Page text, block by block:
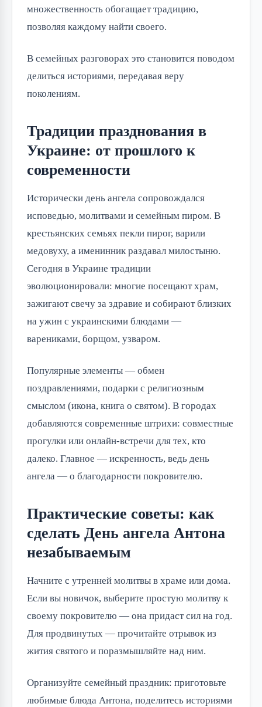
множественность обогащает традицию,
позволяя каждому найти своего.
В семейных разговорах это становится поводом
делиться историями, передавая веру
поколениям.
Традиции празднования в
Украине: от прошлого к
современности
Исторически день ангела сопровождался
исповедью, молитвами и семейным пиром. В
крестьянских семьях пекли пирог, варили
медовуху, а именинник раздавал милостыню.
Сегодня в Украине традиции
эволюционировали: многие посещают храм,
зажигают свечу за здравие и собирают близких
на ужин с украинскими блюдами —
варениками, борщом, узваром.
Популярные элементы — обмен
поздравлениями, подарки с религиозным
смыслом (икона, книга о святом). В городах
добавляются современные штрихи: совместные
прогулки или онлайн-встречи для тех, кто
далеко. Главное — искренность, ведь день
ангела — о благодарности покровителю.
Практические советы: как
сделать День ангела Антона
незабываемым
Начните с утренней молитвы в храме или дома.
Если вы новичок, выберите простую молитву к
своему покровителю — она придаст сил на год.
Для продвинутых — прочитайте отрывок из
жития святого и поразмышляйте над ним.
Организуйте семейный праздник: приготовьте
любимые блюда Антона, поделитесь историями